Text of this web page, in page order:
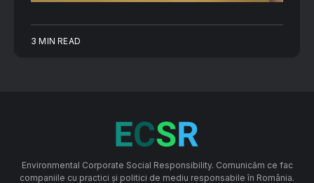
3 MIN READ
Environmental Corporate Social Responsibility. Comunicăm ce fac
companiile cu practici și politici de mediu responsabile în România.